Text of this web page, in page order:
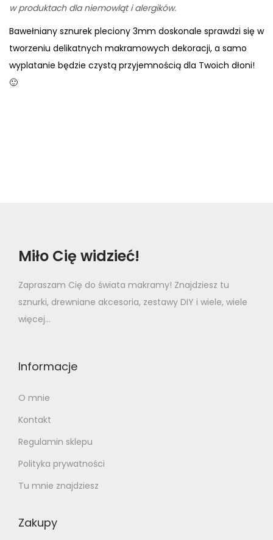
w produktach dla niemowląt i alergików.
Bawełniany sznurek pleciony 3mm doskonale sprawdzi się w
tworzeniu delikatnych makramowych dekoracji, a samo
wyplatanie będzie czystą przyjemnością dla Twoich dłoni!
🙂
Miło Cię widzieć!
Zapraszam Cię do świata makramy! Znajdziesz tu
sznurki, drewniane akcesoria, zestawy DIY i wiele, wiele
więcej...
Informacje
O mnie
Kontakt
Regulamin sklepu
Polityka prywatności
Tu mnie znajdziesz
Zakupy